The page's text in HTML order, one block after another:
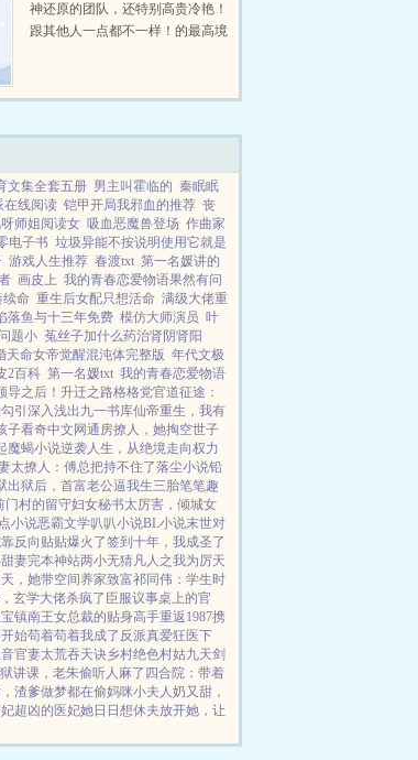
神还原的团队，还特别高贵冷艳！
跟其他人一点都不一样！的最高境
当纯阳真仙，做不周祖师，以刀剑
文集全套五册 男主叫霍临的 秦眠眠
在线阅读 铠甲开局我邪血的推荐 丧
师姐阅读女 吸血恶魔兽登场 作曲家
电子书 垃圾异能不按说明使用它就是
游戏人生推荐 春渡txt 第一名媛讲的
画皮上 我的青春恋爱物语果然有问
命 重生后女配只想活命 满级大佬重
落鱼与十三年免费 模仿大师演员 叶
题小 菟丝子加什么药治肾阴肾阳
天命女帝觉醒混沌体完整版 年代文极
2百科 第一名媛txt 我的青春恋爱物语
导之后！ 升迁之路格格党官道征途：
引 深入浅出 九一书库仙帝重生，我有
子看奇中文网通房撩人，她掏空世子
魔蝎小说逆袭人生，从绝境走向权力
太撩人：傅总把持不住了落尘小说铅
出狱后，首富老公逼我生三胎笔笔趣
门村的留守妇女秘书太厉害，倾城女
小说恶霸文学叭叭小说BL小说末世对
反向贴贴爆火了签到十年，我成圣了
妻完本神站两小无猜凡人之我为厉天
，她带空间养家致富祁同伟：学生时
玄学大佬杀疯了 臣服议事桌上的官
镇南王女总裁的贴身高手重返1987携
始苟着苟着我成了反派真爱狂医下
官妻太荒吞天诀乡村绝色村姑九天剑
讲课，老朱偷听人麻了 四合院：带着
渣爹做梦都在偷妈咪小夫人奶又甜，
超凶的 医妃她日日想休夫放开她，让